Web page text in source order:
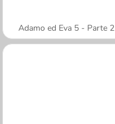
Adamo ed Eva 5 - Parte 2